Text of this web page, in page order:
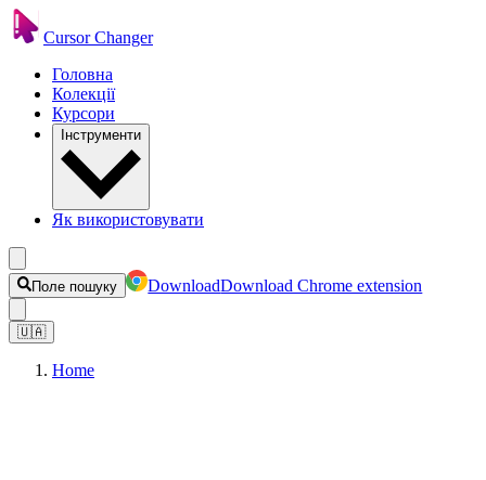
Cursor Changer
Головна
Колекції
Курсори
Інструменти
Як використовувати
Поле пошуку DownloadDownload Chrome extension
🇺🇦
Home